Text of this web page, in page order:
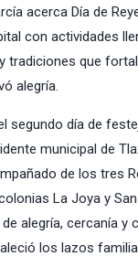
acerca Día de
con actividades
tradiciones que
alegría.
segundo día de
municipal de
de los tres
La Joya y
alegría, cercanía y
los lazos